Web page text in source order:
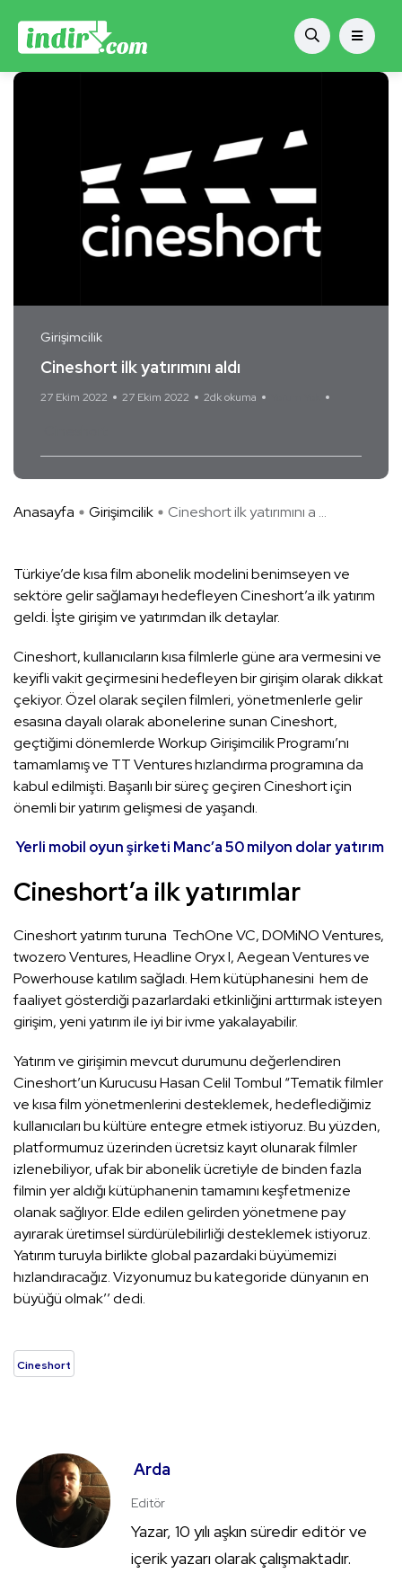
Girişimcilik
Cineshort ilk yatırımını aldı
27 Ekim 2022 27 Ekim 2022 2dk okuma
Anasayfa Girişimcilik Cineshort ilk yatırımını a ...
Türkiye’de kısa film abonelik modelini benimseyen ve
sektöre gelir sağlamayı hedefleyen Cineshort’a ilk yatırım
geldi. İşte girişim ve yatırımdan ilk detaylar.
Cineshort, kullanıcıların kısa filmlerle güne ara vermesini ve
keyifli vakit geçirmesini hedefleyen bir girişim olarak dikkat
çekiyor. Özel olarak seçilen filmleri, yönetmenlerle gelir
esasına dayalı olarak abonelerine sunan Cineshort,
geçtiğimi dönemlerde Workup Girişimcilik Programı’nı
tamamlamış ve TT Ventures hızlandırma programına da
kabul edilmişti. Başarılı bir süreç geçiren Cineshort için
önemli bir yatırım gelişmesi de yaşandı.
Yerli mobil oyun şirketi Manc’a 50 milyon dolar yatırım
Cineshort’a ilk yatırımlar
Cineshort yatırım turuna TechOne VC, DOMiNO Ventures,
twozero Ventures, Headline Oryx I, Aegean Ventures ve
Powerhouse katılım sağladı. Hem kütüphanesini hem de
faaliyet gösterdiği pazarlardaki etkinliğini arttırmak isteyen
girişim, yeni yatırım ile iyi bir ivme yakalayabilir.
Yatırım ve girişimin mevcut durumunu değerlendiren
Cineshort’un Kurucusu Hasan Celil Tombul “Tematik filmler
ve kısa film yönetmenlerini desteklemek, hedeflediğimiz
kullanıcıları bu kültüre entegre etmek istiyoruz. Bu yüzden,
platformumuz üzerinden ücretsiz kayıt olunarak filmler
izlenebiliyor, ufak bir abonelik ücretiyle de binden fazla
filmin yer aldığı kütüphanenin tamamını keşfetmenize
olanak sağlıyor. Elde edilen gelirden yönetmene pay
ayırarak üretimsel sürdürülebilirliği desteklemek istiyoruz.
Yatırım turuyla birlikte global pazardaki büyümemizi
hızlandıracağız. Vizyonumuz bu kategoride dünyanın en
büyüğü olmak’’ dedi.
Cineshort
Arda
Editör
Yazar, 10 yılı aşkın süredir editör ve
içerik yazarı olarak çalışmaktadır.